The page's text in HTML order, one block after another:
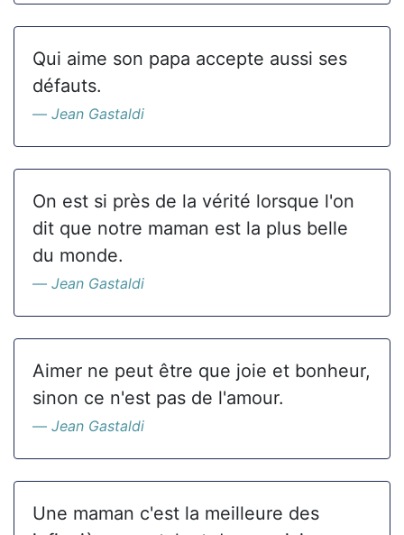
Qui aime son papa accepte aussi ses
défauts.
Jean Gastaldi
On est si près de la vérité lorsque l'on
dit que notre maman est la plus belle
du monde.
Jean Gastaldi
Aimer ne peut être que joie et bonheur,
sinon ce n'est pas de l'amour.
Jean Gastaldi
Une maman c'est la meilleure des